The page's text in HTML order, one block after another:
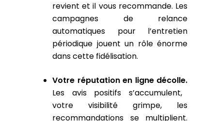
revient et il vous recommande. Les
campagnes de relance
automatiques pour l’entretien
périodique jouent un rôle énorme
dans cette fidélisation.
Votre réputation en ligne décolle.
Les avis positifs s’accumulent,
votre visibilité grimpe, les
recommandations se multiplient.